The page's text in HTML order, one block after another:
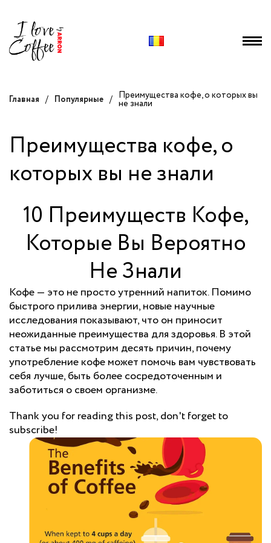
Главная / Популярные / Преимущества кофе, о которых вы
не знали
Преимущества кофе, о
которых вы не знали
10 Преимуществ Кофе,
Которые Вы Вероятно
Не Знали
Кофе — это не просто утренний напиток. Помимо
быстрого прилива энергии, новые научные
исследования показывают, что он приносит
неожиданные преимущества для здоровья. В этой
статье мы рассмотрим десять причин, почему
употребление кофе может помочь вам чувствовать
себя лучше, быть более сосредоточенным и
заботиться о своем организме.
Thank you for reading this post, don't forget to
subscribe!